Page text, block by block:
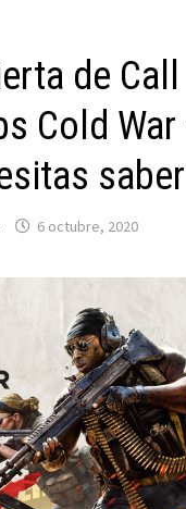
de
Cold
saber
6 octubre, 2020